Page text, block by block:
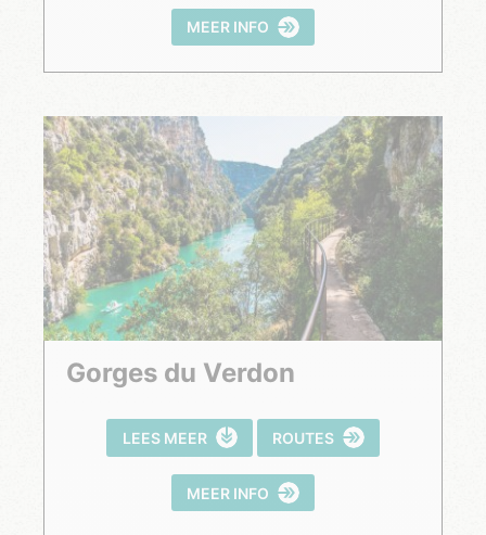
MEER INFO
Gorges du Verdon
LEES MEER ROUTES
MEER INFO